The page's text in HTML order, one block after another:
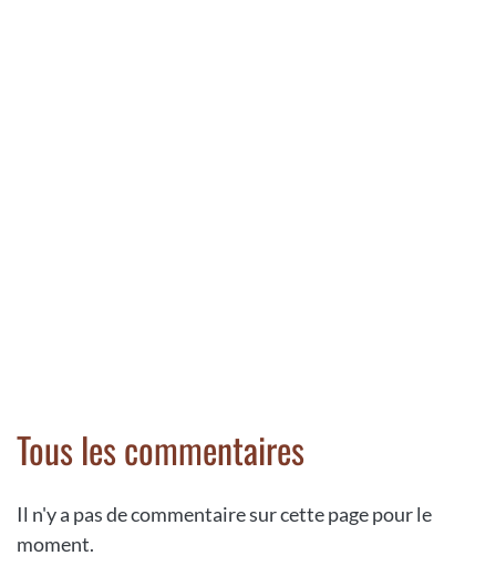
Tous les commentaires
Il n'y a pas de commentaire sur cette page pour le
moment.